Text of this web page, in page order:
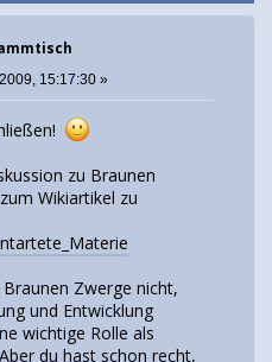
15:17:30 »
zu Braunen
Wikiartikel zu
Zwerge nicht,
und Entwicklung
wichtige Rolle als
du hast schon recht,